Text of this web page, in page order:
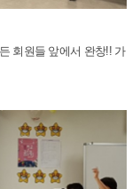
회원들 앞에서 완창!! 가